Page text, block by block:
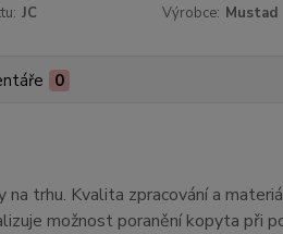
JC Výrobce: Mustad
0
trhu. Kvalita zpracování a
možnost poranění kopyta při